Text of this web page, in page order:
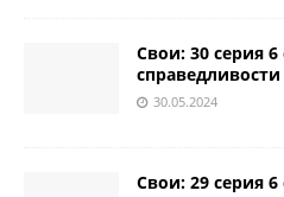
Свои: 30 серия
справедливости
30.05.2024
Свои: 29 серия